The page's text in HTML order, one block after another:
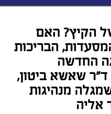
הקיץ? האם
הבריכות
החדשה
שאשא ביטון,
מנהיגות
אליה